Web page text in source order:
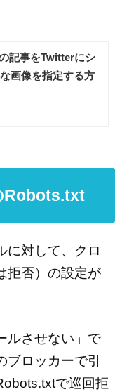
記事をTwitterにシ
画像を指定する方
Robots.txt
に対して、クロ
拒否）の設定が
ルさせない」で
ロッカーで引
で巡回拒